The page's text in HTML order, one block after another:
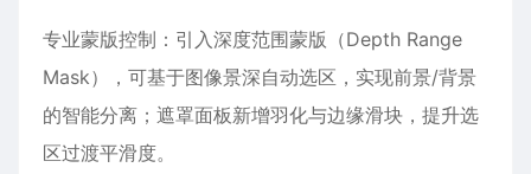
专业蒙版控制‌：引入‌深度范围蒙版‌（Depth Range
Mask），可基于图像景深自动选区，实现前景/背景
的智能分离；遮罩面板新增‌羽化‌与‌边缘‌滑块，提升选
区过渡平滑度。